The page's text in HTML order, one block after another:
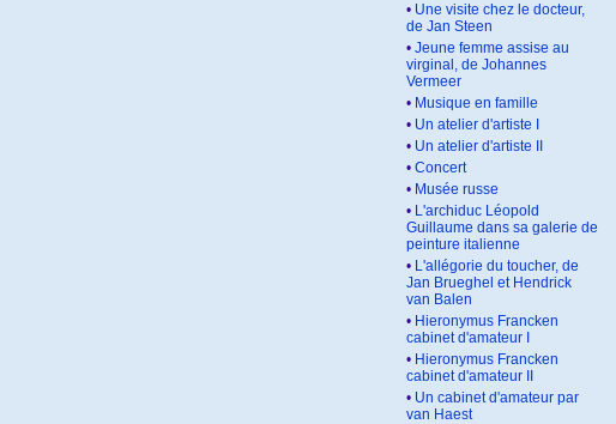
• Une visite chez le docteur,
de Jan Steen
• Jeune femme assise au
virginal, de Johannes
Vermeer
• Musique en famille
• Un atelier d'artiste I
• Un atelier d'artiste II
• Concert
• Musée russe
• L'archiduc Léopold
Guillaume dans sa galerie de
peinture italienne
• L'allégorie du toucher, de
Jan Brueghel et Hendrick
van Balen
• Hieronymus Francken
cabinet d'amateur I
• Hieronymus Francken
cabinet d'amateur II
• Un cabinet d'amateur par
van Haest